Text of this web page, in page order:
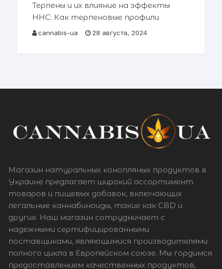
Терпены и их влияние на эффекты
HHC: Как терпеновые профили
изменяют восприятие
его химической структуры, но и
cannabis-ua 28 августа, 2024
Магазин натуральных конопляных продуктов в
Украине предлагает широкий ассортимент
товаров и пищевых добавок, включающих
легальные каннабиноиды, такие как CBD и
другие. Наш магазин сотрудничает с
надежными сертифицированными
поставщиками, являющимися производителями
полного цикла в Европейском союзе. Мы гордимся
предоставлением качественных продуктов,